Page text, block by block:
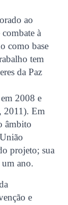
ao
à
como base
tem
da Paz
2008 e
2011). Em
âmbito
projeto; sua
um ano.
e